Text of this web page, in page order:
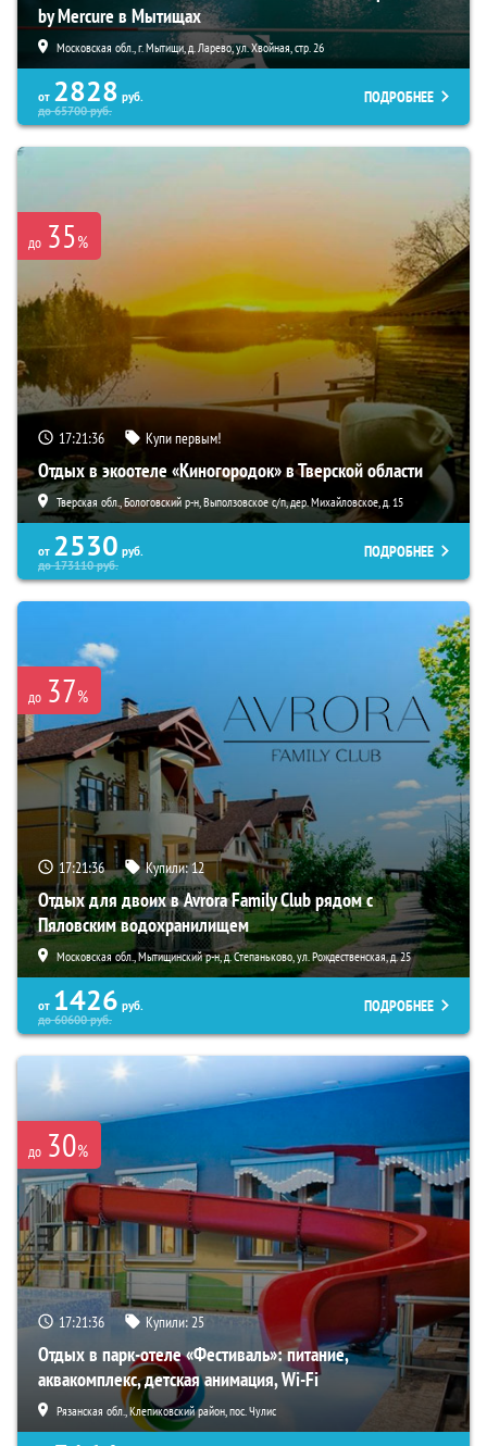
by Mercure в Мытищах
Московская обл., г. Мытищи, д. Ларево, ул. Хвойная, стр. 26
от 2828 руб.
до65700руб.
ПОДРОБНЕЕ
до 35%
17:21:35 Купи первым!
Отдых в экоотеле «Киногородок» в Тверской области
Тверская обл., Бологовский р-н, Выползовское с/п, дер. Михайловское, д. 15
от 2530 руб.
до173110руб.
ПОДРОБНЕЕ
до 37%
17:21:35 Купили:12
Отдых для двоих в Avrora Family Club рядом с
Пяловским водохранилищем
Московская обл., Мытищинский р-н, д. Степаньково, ул. Рождественская, д. 25
от 1426 руб.
до60600руб.
ПОДРОБНЕЕ
до 30%
17:21:35 Купили:25
Отдых в парк-отеле «Фестиваль»: питание,
аквакомплекс, детская анимация, Wi-Fi
Рязанская обл., Клепиковский район, пос. Чулис